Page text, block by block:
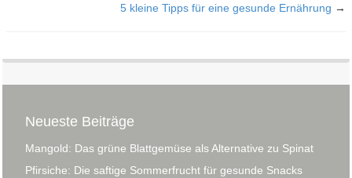
5 kleine Tipps für eine gesunde Ernährung →
Neueste Beiträge
Mangold: Das grüne Blattgemüse als Alternative zu Spinat
Pfirsiche: Die saftige Sommerfrucht für gesunde Snacks